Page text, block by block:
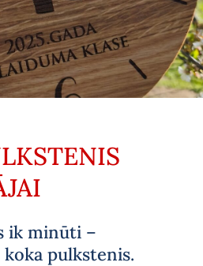
ik minūti –
pulkstenis.